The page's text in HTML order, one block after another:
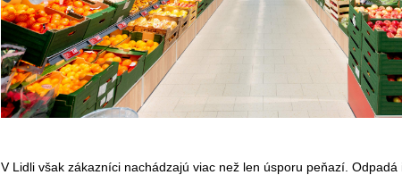
V Lidli však zákazníci nachádzajú viac než len úsporu peňazí.